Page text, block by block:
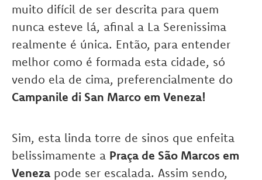
muito difícil de ser descrita para quem
nunca esteve lá, afinal a La Serenissima
realmente é única. Então, para entender
melhor como é formada esta cidade, só
vendo ela de cima, preferencialmente do
Campanile di San Marco em Veneza!
Sim, esta linda torre de sinos que enfeita
belissimamente a Praça de São Marcos em
Veneza pode ser escalada. Assim sendo,